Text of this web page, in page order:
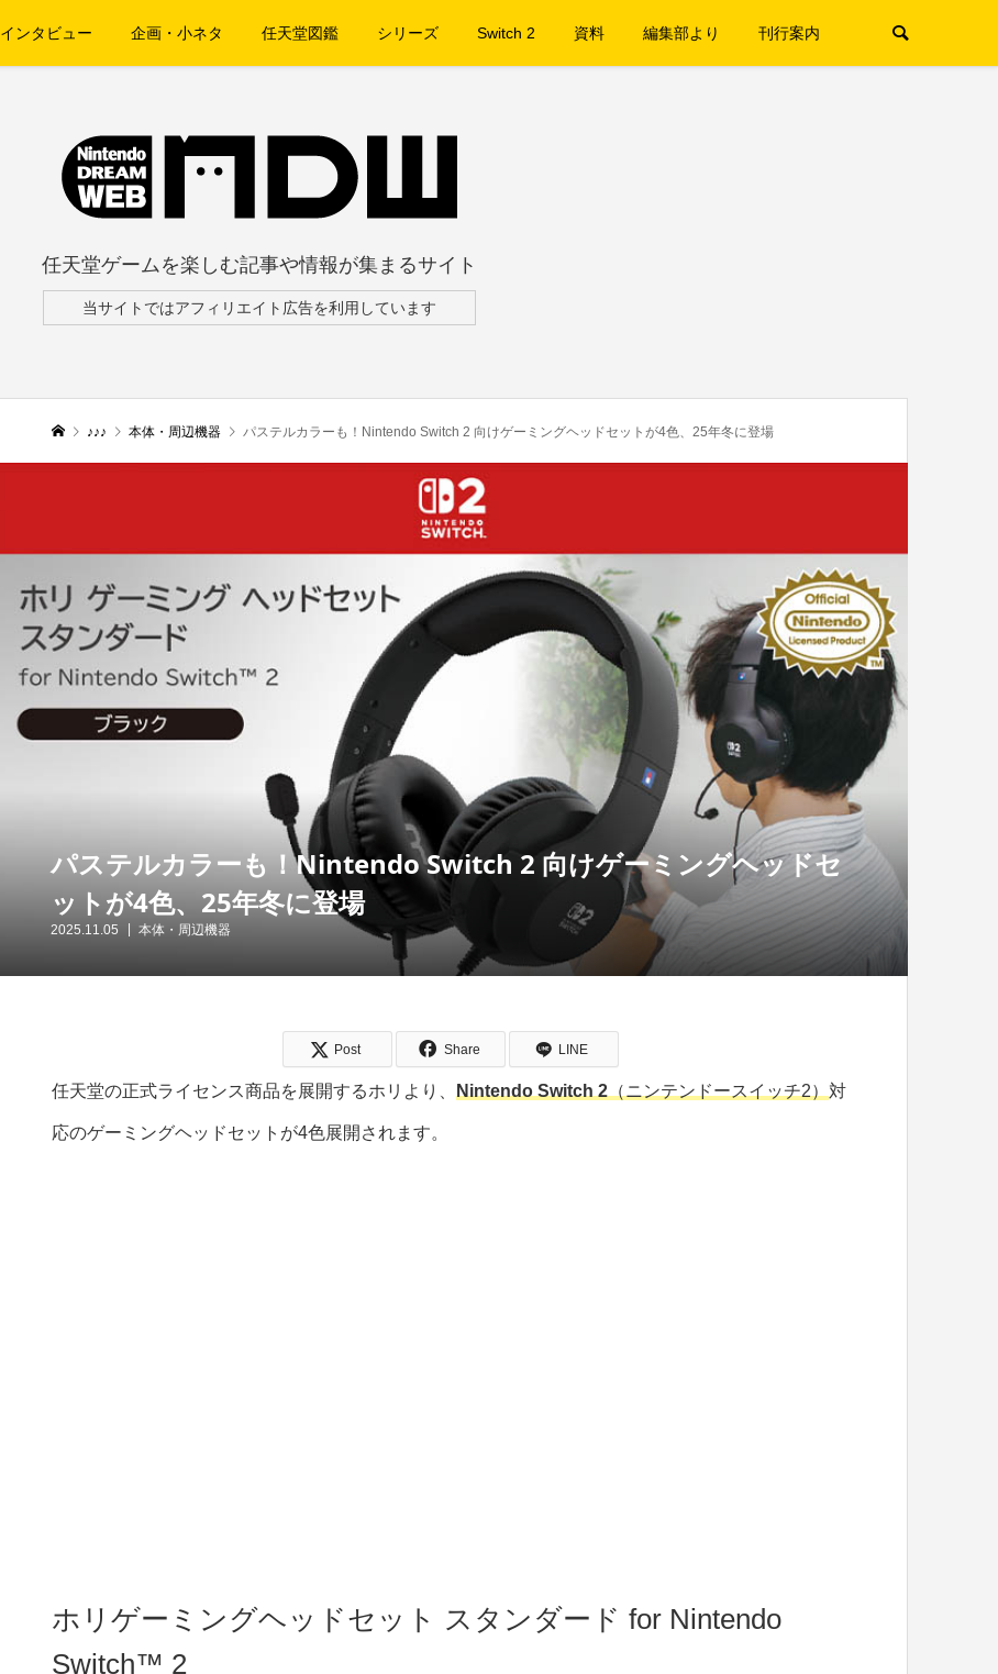
インタビュー 企画・小ネタ 任天堂図鑑 シリーズ Switch 2 資料 編集部より 刊行案内
任天堂ゲームを楽しむ記事や情報が集まるサイト
当サイトではアフィリエイト広告を利用しています
♪♪♪ 本体・周辺機器 パステルカラーも！Nintendo Switch 2 向けゲーミングヘッドセットが4色、25年冬に登場
パステルカラーも！Nintendo Switch 2 向けゲーミングヘッドセ
ットが4色、25年冬に登場
2025.11.05 本体・周辺機器
Post Share LINE
任天堂の正式ライセンス商品を展開するホリより、 Nintendo Switch 2（ニンテンドースイッチ2） 対
応のゲーミングヘッドセットが4色展開されます。
ホリゲーミングヘッドセット スタンダード for Nintendo
Switch™ 2